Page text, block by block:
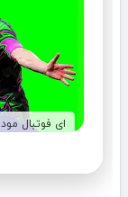
ای فوتبال مود